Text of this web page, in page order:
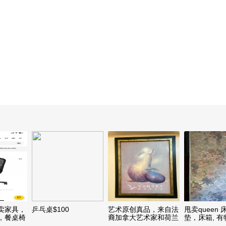
家具，
餐桌椅
乒乓桌$100
艺术原创真品，来自法
裔加拿大艺术家和荷兰
甩卖queen
垫，床箱, 有